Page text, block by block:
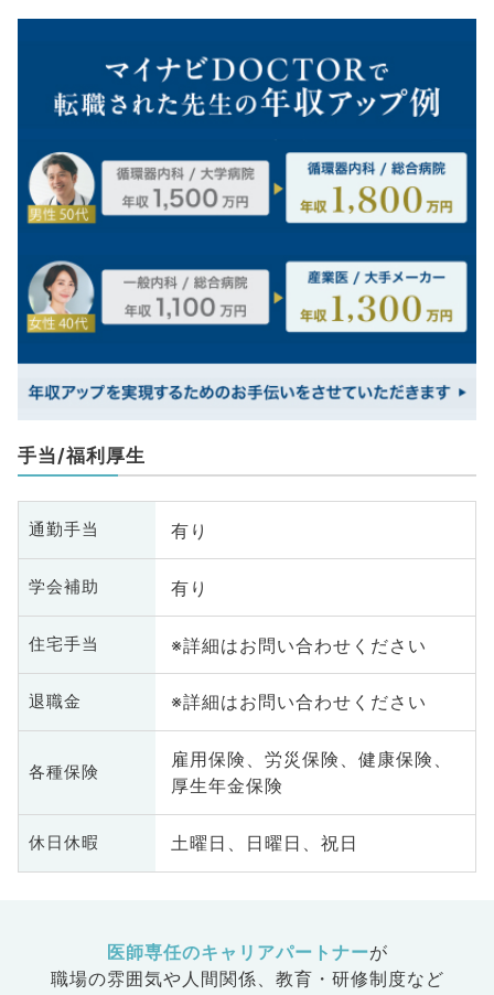
手当/福利厚生
通勤手当 有り
学会補助 有り
住宅手当 ※詳細はお問い合わせください
退職金 ※詳細はお問い合わせください
各種保険
雇用保険、労災保険、健康保険、
厚生年金保険
休日休暇 土曜日、日曜日、祝日
医師専任のキャリアパートナーが
職場の雰囲気や人間関係、 教育・研修制度など